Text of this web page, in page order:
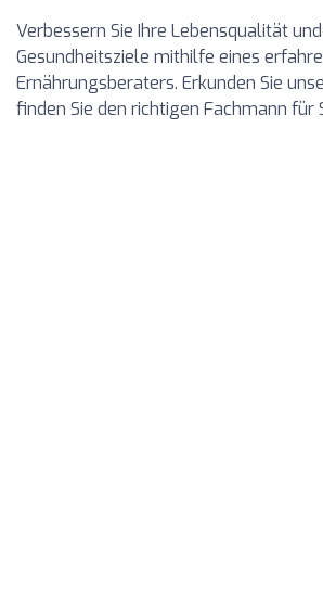
Verbessern Sie Ihre Lebensqualität
Gesundheitsziele mithilfe eines
Ernährungsberaters. Erkunden Sie
finden Sie den richtigen Fachmann für